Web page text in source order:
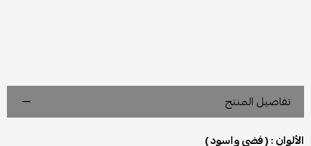
تفاصيل المنتج
الألوان : ( فضي واسود )